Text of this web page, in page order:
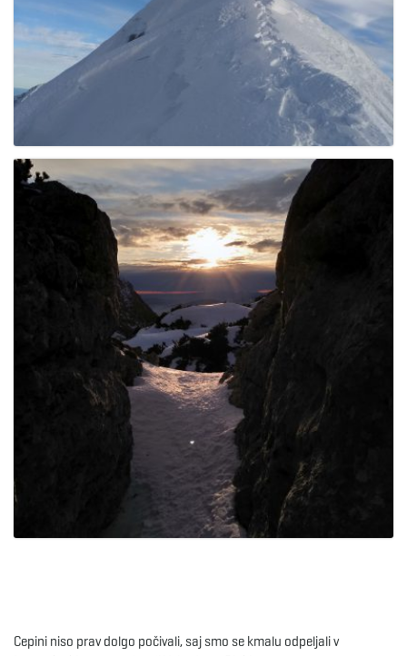
Cepini niso prav dolgo počivali, saj smo se kmalu odpeljali v